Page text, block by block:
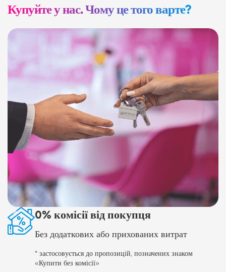
Купуйте у нас. Чому це того варте?
0% комісії від покупця
Без додаткових або прихованих витрат
* застосовується до пропозицій, позначених знаком
«Купити без комісії»